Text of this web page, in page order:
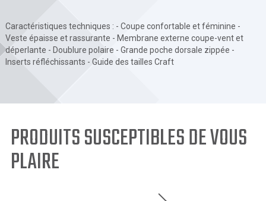
Caractéristiques techniques : - Coupe confortable et féminine -
Veste épaisse et rassurante - Membrane externe coupe-vent et
déperlante - Doublure polaire - Grande poche dorsale zippée -
Inserts réfléchissants - Guide des tailles Craft
PRODUITS SUSCEPTIBLES DE VOUS
PLAIRE